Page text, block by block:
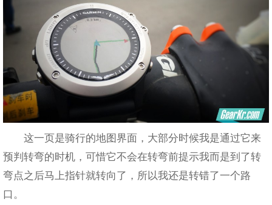
这一页是骑行的地图界面，大部分时候我是通过它来
预判转弯的时机，可惜它不会在转弯前提示我而是到了转
弯点之后马上指针就转向了，所以我还是转错了一个路
口。